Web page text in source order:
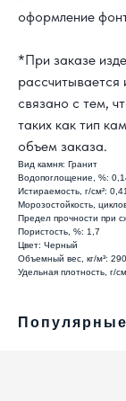
оформление
*При заказе
рассчитывается
связано с тем,
таких как тип
объем заказа.
Вид камня: Гранит
Водопоглощение, %:
Истираемость, г/см²: 0,41
Морозостойкость,
Предел прочности при
Пористость, %: 1,7
Цвет: Черный
Объемный вес, кг/м³:
Удельная плотность, г/
8 800 302-
г. Москва,
ул. Западная,
г. Сочи, пгт.
Победы, д.65
г. Санкт-
проспект 66